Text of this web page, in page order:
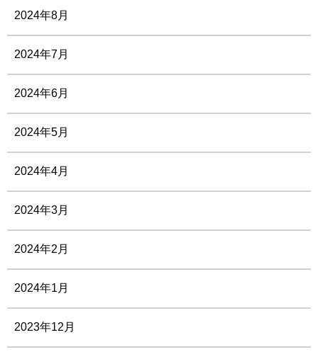
2024年8月
2024年7月
2024年6月
2024年5月
2024年4月
2024年3月
2024年2月
2024年1月
2023年12月